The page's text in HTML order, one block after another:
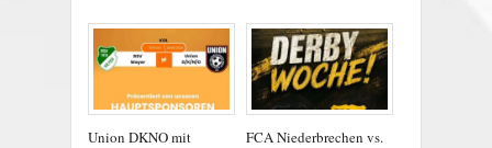
Union DKNO mit
FCA Niederbrechen vs.